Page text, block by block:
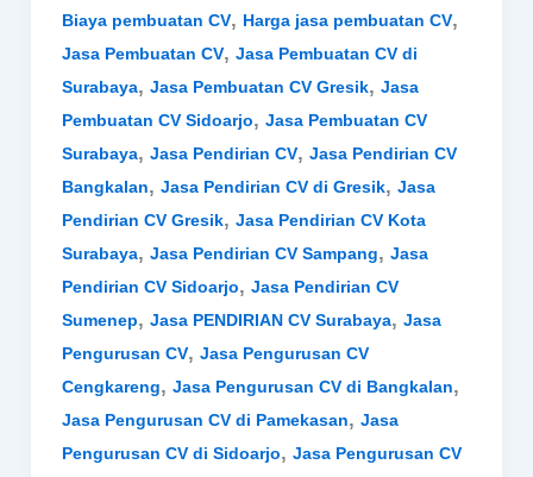
Biaya pembuatan CV, Harga jasa pembuatan CV,
Jasa Pembuatan CV, Jasa Pembuatan CV di
Surabaya, Jasa Pembuatan CV Gresik, Jasa
Pembuatan CV Sidoarjo, Jasa Pembuatan CV
Surabaya, Jasa Pendirian CV, Jasa Pendirian CV
Bangkalan, Jasa Pendirian CV di Gresik, Jasa
Pendirian CV Gresik, Jasa Pendirian CV Kota
Surabaya, Jasa Pendirian CV Sampang, Jasa
Pendirian CV Sidoarjo, Jasa Pendirian CV
Sumenep, Jasa PENDIRIAN CV Surabaya, Jasa
Pengurusan CV, Jasa Pengurusan CV
Cengkareng, Jasa Pengurusan CV di Bangkalan,
Jasa Pengurusan CV di Pamekasan, Jasa
Pengurusan CV di Sidoarjo, Jasa Pengurusan CV